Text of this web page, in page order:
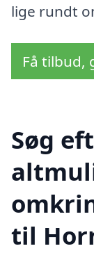
lige rundt
Få tilbud,
Søg
til